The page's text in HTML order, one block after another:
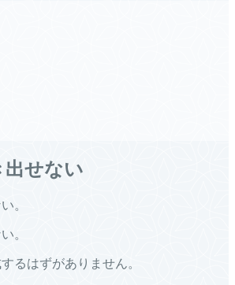
せない
。
。
るはずがありません。